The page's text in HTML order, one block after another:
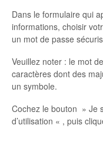
Dans le formulaire qui
informations, choisir
un mot de passe
Veuillez noter : le mot
caractères dont des
un symbole.
Cochez le bouton » Je
d’utilisation « , puis